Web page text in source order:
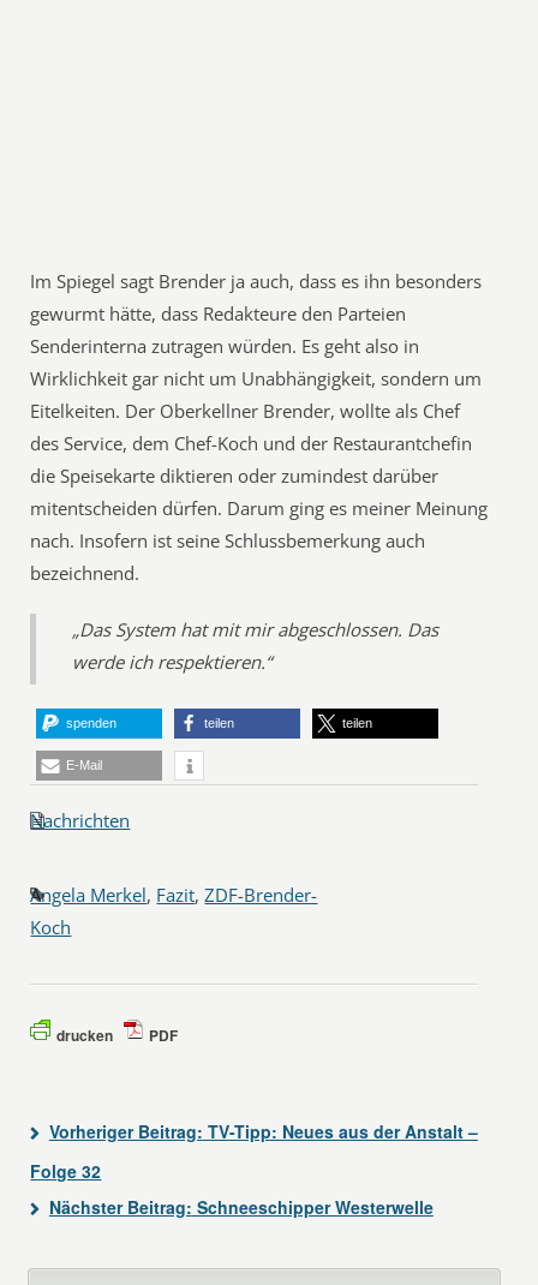
Im Spiegel sagt Brender ja auch, dass es ihn besonders
gewurmt hätte, dass Redakteure den Parteien
Senderinterna zutragen würden. Es geht also in
Wirklichkeit gar nicht um Unabhängigkeit, sondern um
Eitelkeiten. Der Oberkellner Brender, wollte als Chef
des Service, dem Chef-Koch und der Restaurantchefin
die Speisekarte diktieren oder zumindest darüber
mitentscheiden dürfen. Darum ging es meiner Meinung
nach. Insofern ist seine Schlussbemerkung auch
bezeichnend.
„Das System hat mit mir abgeschlossen. Das
werde ich respektieren.“
spenden teilen teilen
E-Mail
Nachrichten
Angela Merkel, Fazit,ZDF-Brender-
Koch
drucken PDF
Vorheriger Beitrag: TV-Tipp: Neues aus der Anstalt –
Folge 32
Nächster Beitrag: Schneeschipper Westerwelle